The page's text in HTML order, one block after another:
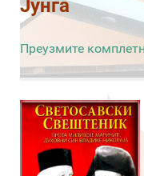
Јунга
Преузмите